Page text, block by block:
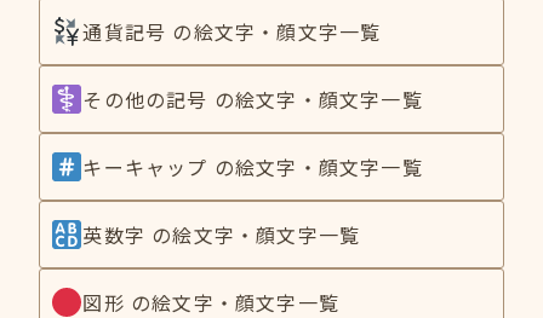
通貨記号 の絵文字・顔文字一覧
その他の記号 の絵文字・顔文字一覧
キーキャップ の絵文字・顔文字一覧
英数字 の絵文字・顔文字一覧
図形 の絵文字・顔文字一覧